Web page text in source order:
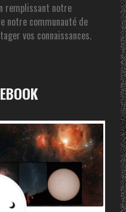
remplissant notre
notre communauté de
vos connaissances.